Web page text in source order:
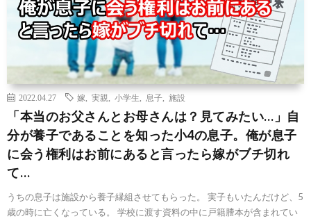
2022.04.27 嫁 実親 小学生 息子 施設
「本当のお父さんとお母さんは？見てみたい…」自
分が養子であることを知った小4の息子。俺が息子
に会う権利はお前にあると言ったら嫁がブチ切れ
て…
うちの息子は施設から養子縁組させてもらった。 実子もいたんだけど、5
歳の時に亡くなっている。 学校に渡す資料の中に戸籍謄本が含まれてい